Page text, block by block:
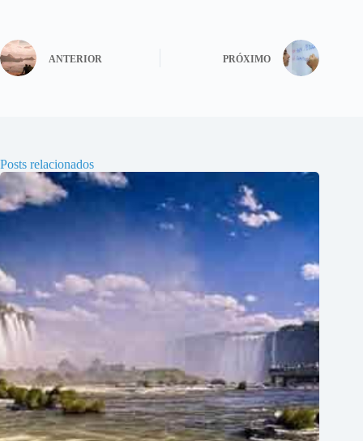
ANTERIOR PRÓXIMO
Posts relacionados